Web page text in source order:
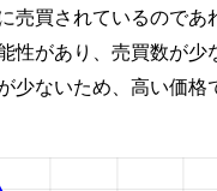
売買されているのであ
性があり、売買数が少
少ないため、高い価格